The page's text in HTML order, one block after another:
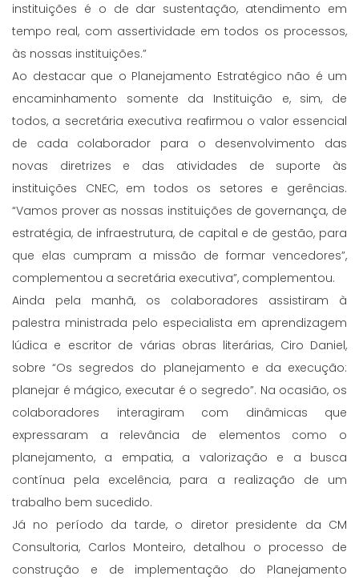
instituições é o de dar sustentação, atendimento em
tempo real, com assertividade em todos os processos,
às nossas instituições.”
Ao destacar que o Planejamento Estratégico não é um
encaminhamento somente da Instituição e, sim, de
todos, a secretária executiva reafirmou o valor essencial
de cada colaborador para o desenvolvimento das
novas diretrizes e das atividades de suporte às
instituições CNEC, em todos os setores e gerências.
“Vamos prover as nossas instituições de governança, de
estratégia, de infraestrutura, de capital e de gestão, para
que elas cumpram a missão de formar vencedores”,
complementou a secretária executiva”, complementou.
Ainda pela manhã, os colaboradores assistiram à
palestra ministrada pelo especialista em aprendizagem
lúdica e escritor de várias obras literárias, Ciro Daniel,
sobre “Os segredos do planejamento e da execução:
planejar é mágico, executar é o segredo”. Na ocasião, os
colaboradores interagiram com dinâmicas que
expressaram a relevância de elementos como o
planejamento, a empatia, a valorização e a busca
contínua pela excelência, para a realização de um
trabalho bem sucedido.
Já no período da tarde, o diretor presidente da CM
Consultoria, Carlos Monteiro, detalhou o processo de
construção e de implementação do Planejamento